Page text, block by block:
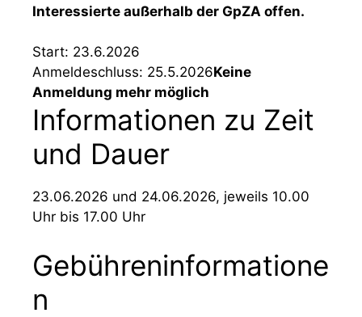
Interessierte außerhalb der GpZA offen.
Start: 23.6.2026
Anmeldeschluss: 25.5.2026Keine
Anmeldung mehr möglich
Informationen zu Zeit
und Dauer
23.06.2026 und 24.06.2026, jeweils 10.00
Uhr bis 17.00 Uhr
Gebühreninformatione
n